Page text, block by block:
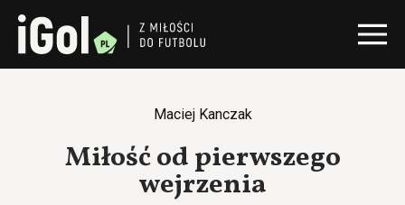
Maciej Kanczak
Miłość od pierwszego
wejrzenia